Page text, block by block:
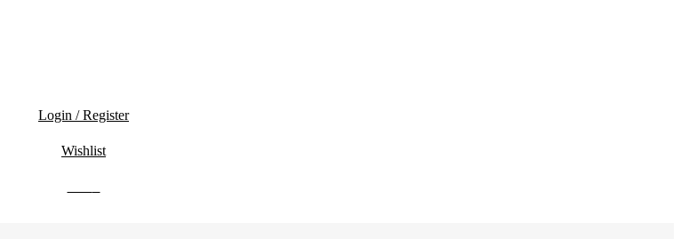
Login / Register
Wishlist